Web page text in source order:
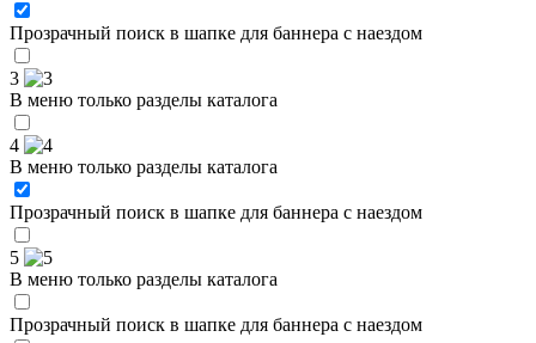
Прозрачный поиск в шапке для баннера с наездом
3
В меню только разделы каталога
4
В меню только разделы каталога
Прозрачный поиск в шапке для баннера с наездом
5
В меню только разделы каталога
Прозрачный поиск в шапке для баннера с наездом